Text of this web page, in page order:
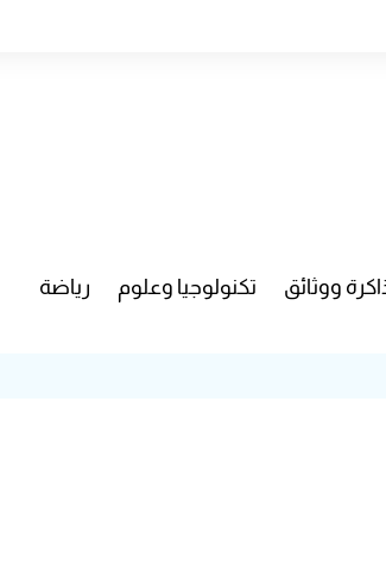
ووثائق تكنولوجيا وعلوم رياضة